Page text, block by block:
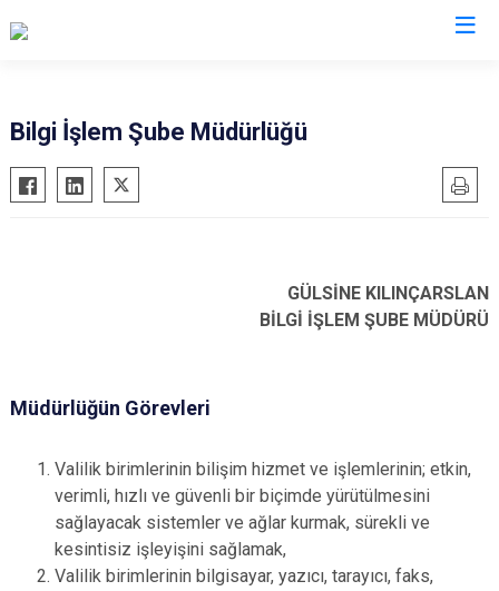
Bilgi İşlem Şube Müdürlüğü
GÜLSİNE KILINÇARSLAN
BİLGİ İŞLEM ŞUBE MÜDÜRÜ
Müdürlüğün Görevleri
Valilik birimlerinin bilişim hizmet ve işlemlerinin; etkin,
verimli, hızlı ve güvenli bir biçimde yürütülmesini
sağlayacak sistemler ve ağlar kurmak, sürekli ve
kesintisiz işleyişini sağlamak,
Valilik birimlerinin bilgisayar, yazıcı, tarayıcı, faks,